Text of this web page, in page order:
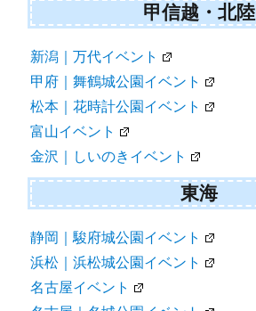
甲信越・北陸
新潟｜万代イベント
甲府｜舞鶴城公園イベント
松本｜花時計公園イベント
富山イベント
金沢｜しいのきイベント
東海
静岡｜駿府城公園イベント
浜松｜浜松城公園イベント
名古屋イベント